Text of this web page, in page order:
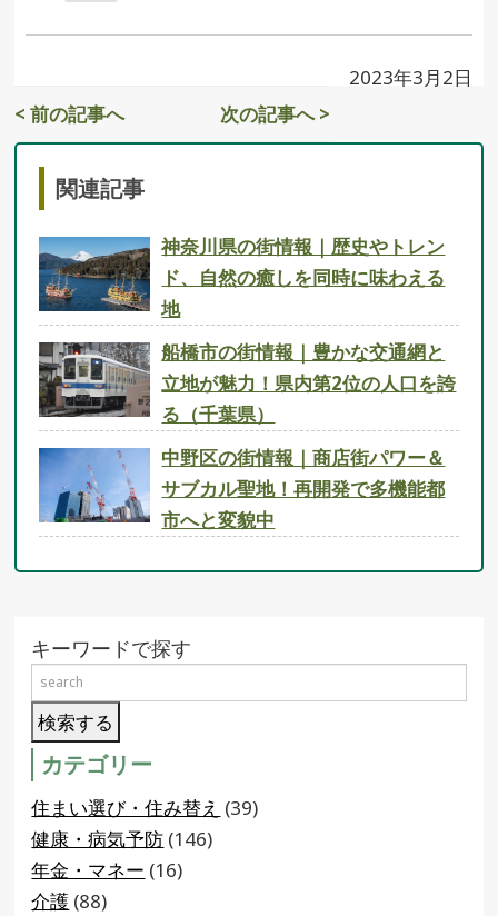
2023年3月2日
< 前の記事へ
次の記事へ >
関連記事
神奈川県の街情報｜歴史やトレン
ド、自然の癒しを同時に味わえる
地
船橋市の街情報｜豊かな交通網と
立地が魅力！県内第2位の人口を誇
る（千葉県）
中野区の街情報｜商店街パワー＆
サブカル聖地！再開発で多機能都
市へと変貌中
キーワードで探す
カテゴリー
住まい選び・住み替え (39)
健康・病気予防 (146)
年金・マネー (16)
介護 (88)